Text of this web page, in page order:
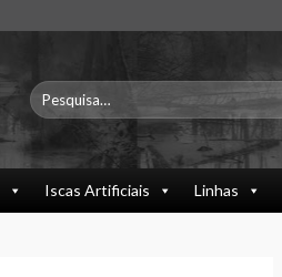
Pesquisar
por:
Iscas Artificiais Linhas